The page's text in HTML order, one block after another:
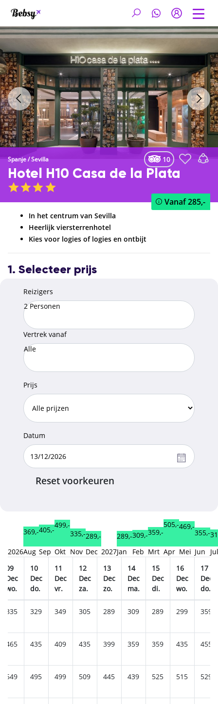
Spanje/Sevilla 10
Hotel H10 Casa de la Plata
Vanaf285,-
In het centrum van Sevilla
Heerlijk viersterrenhotel
Kies voor logies of logies en ontbijt
1. Selecteer prijs
Reizigers
2 Personen
Vertrek vanaf
Alle
Prijs
Datum
Reset voorkeuren
2026
369,-
Aug
405,-
Sep
499,-
Okt
335,-
Nov
289,-
Dec 2027
289,-
Jan
309,-
Feb
359,-
Mrt
505,-
Apr
469,-
Mei
355,-
Jun
Jul
09
Dec
wo.
10
Dec
do.
11
Dec
vr.
12
Dec
za.
13
Dec
zo.
14
Dec
ma.
15
Dec
di.
16
Dec
wo.
17
Dec
do.
335 329 349 305 289 309 289 299 359
465 435 409 435 399 359 359 435 455
549 495 499 509 445 439 525 515 529